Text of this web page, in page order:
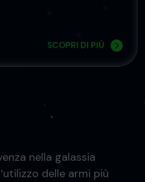
SCOPRI DI PIÙ
nella galassia
delle armi più